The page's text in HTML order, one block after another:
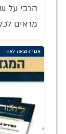
הרבי על
מראים
אגף הוצאה לאור -